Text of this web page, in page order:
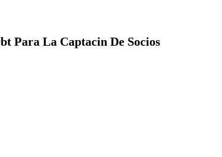
Para La Captacin De Socios